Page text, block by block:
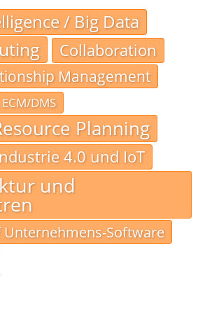
/ Big Data
Collaboration
Management
ECM/DMS
Planning
4.0 und IoT
und
Software